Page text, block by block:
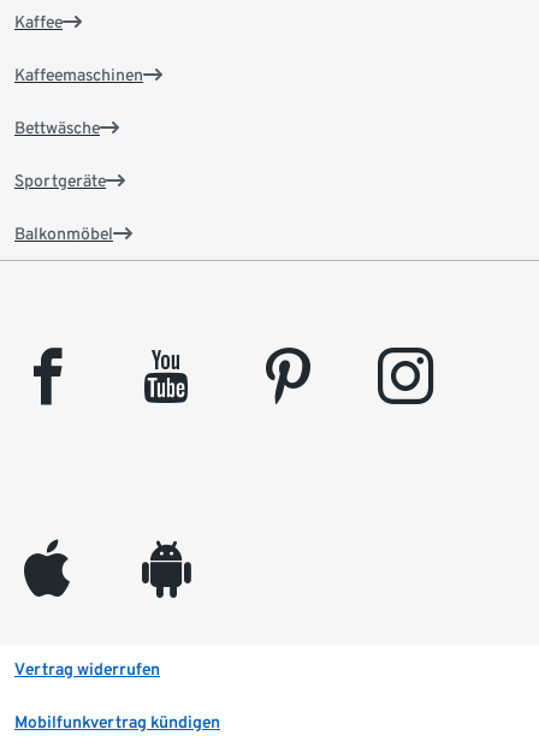
Kaffee
Kaffeemaschinen
Bettwäsche
Sportgeräte
Balkonmöbel
facebook youtube pinterest instagram
appleinc android
Vertrag widerrufen
Mobilfunkvertrag kündigen